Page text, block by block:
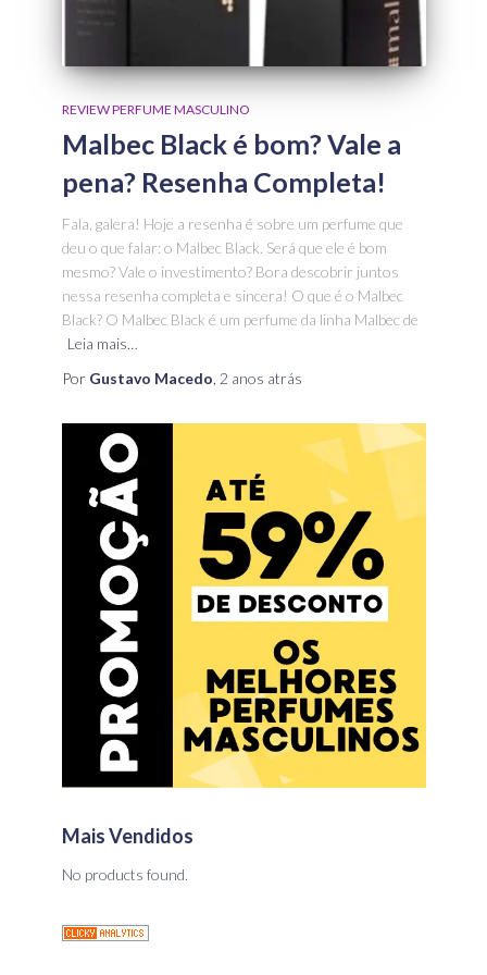
REVIEW PERFUME MASCULINO
Malbec Black é bom? Vale a
pena? Resenha Completa!
Fala, galera! Hoje a resenha é sobre um perfume que
deu o que falar: o Malbec Black. Será que ele é bom
mesmo? Vale o investimento? Bora descobrir juntos
nessa resenha completa e sincera! O que é o Malbec
Black? O Malbec Black é um perfume da linha Malbec de
Leia mais…
Por Gustavo Macedo 2 anos atrás
Mais Vendidos
No products found.